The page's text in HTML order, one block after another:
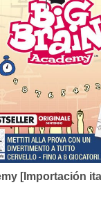
[Importación